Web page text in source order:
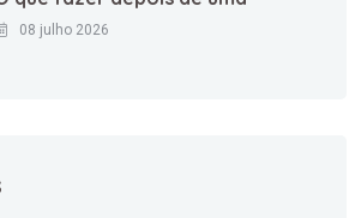
08 julho 2026